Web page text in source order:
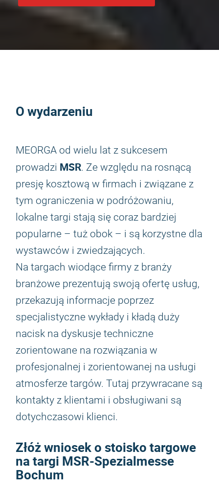
O wydarzeniu
MEORGA od wielu lat z sukcesem
prowadzi MSR. Ze względu na rosnącą
presję kosztową w firmach i związane z
tym ograniczenia w podróżowaniu,
lokalne targi stają się coraz bardziej
popularne – tuż obok – i są korzystne dla
wystawców i zwiedzających.
Na targach wiodące firmy z branży
branżowe prezentują swoją ofertę usług,
przekazują informacje poprzez
specjalistyczne wykłady i kładą duży
nacisk na dyskusje techniczne
zorientowane na rozwiązania w
profesjonalnej i zorientowanej na usługi
atmosferze targów. Tutaj przywracane są
kontakty z klientami i obsługiwani są
dotychczasowi klienci.
Złóż wniosek o stoisko targowe
na targi MSR-Spezialmesse
Bochum